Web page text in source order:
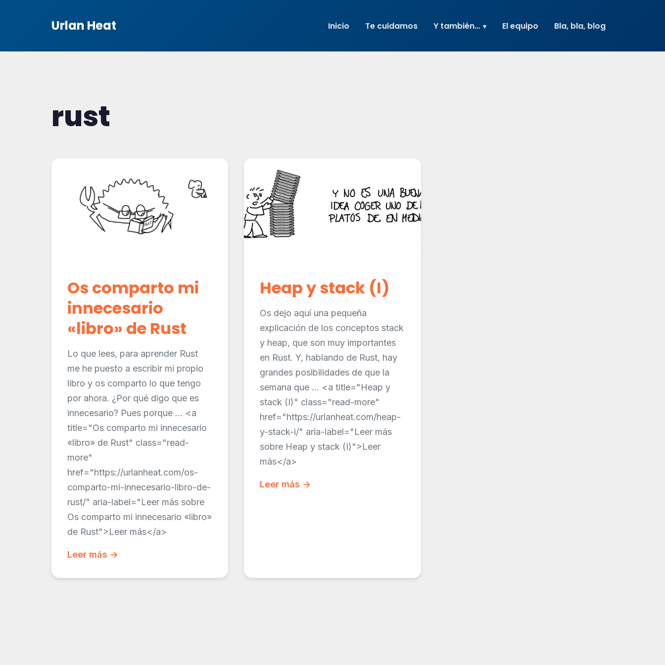
Urlan Heat Inicio Te cuidamos Y también… El equipo Bla, bla, blog
rust
Os comparto mi
innecesario
«libro» de Rust
Lo que lees, para aprender Rust
me he puesto a escribir mi propio
libro y os comparto lo que tengo
por ahora. ¿Por qué digo que es
innecesario? Pues porque ... <a
title="Os comparto mi innecesario
«libro» de Rust" class="read-
more"
href="https://urlanheat.com/os-
comparto-mi-innecesario-libro-de-
rust/" aria-label="Leer más sobre
Os comparto mi innecesario «libro»
de Rust">Leer más</a>
Leer más →
Heap y stack (I)
Os dejo aquí una pequeña
explicación de los conceptos stack
y heap, que son muy importantes
en Rust. Y, hablando de Rust, hay
grandes posibilidades de que la
semana que ... <a title="Heap y
stack (I)" class="read-more"
href="https://urlanheat.com/heap-
y-stack-i/" aria-label="Leer más
sobre Heap y stack (I)">Leer
más</a>
Leer más →